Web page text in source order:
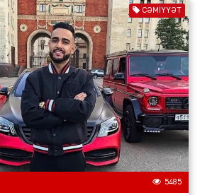
CƏMIYYƏT
5485